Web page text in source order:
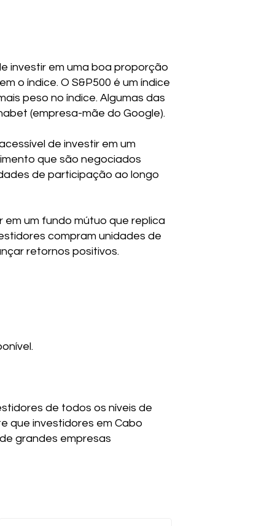
investir em uma boa proporção
o índice. O S&P500 é um índice
peso no índice. Algumas das
(empresa-mãe do Google).
de investir em um
que são negociados
de participação ao longo
em um fundo mútuo que replica
compram unidades de
retornos positivos.
de todos os níveis de
que investidores em Cabo
grandes empresas